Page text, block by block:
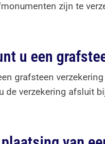
zijn te
u een
grafsteen
de verzekering afsluit